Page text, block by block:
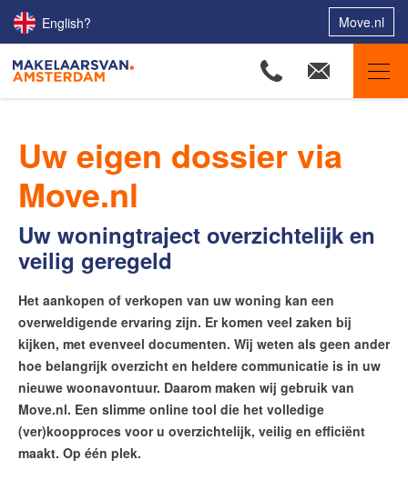
English? Move.nl
Welkom bij Makelaars van Amsterdam
Onze makelaars bloggen
Onze redactie
Nieuws van de makelaars
Onze voordelen
Reviews van blije klanten
Word jij onze nieuwe makelaar?
Onze aan- en verkochte panden
Uw eigen dossier
Onze waarden
Lid van Vastgoed Nederland
Uw eigen dossier via
Move.nl
Uw woningtraject overzichtelijk en
veilig geregeld
Het aankopen of verkopen van uw woning kan een
overweldigende ervaring zijn. Er komen veel zaken bij
kijken, met evenveel documenten. Wij weten als geen ander
hoe belangrijk overzicht en heldere communicatie is in uw
nieuwe woonavontuur. Daarom maken wij gebruik van
Move.nl. Een slimme online tool die het volledige
(ver)koopproces voor u overzichtelijk, veilig en efficiënt
maakt. Op één plek.